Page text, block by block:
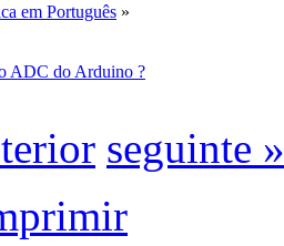
em Português »
ADC do Arduino ?
seguinte »